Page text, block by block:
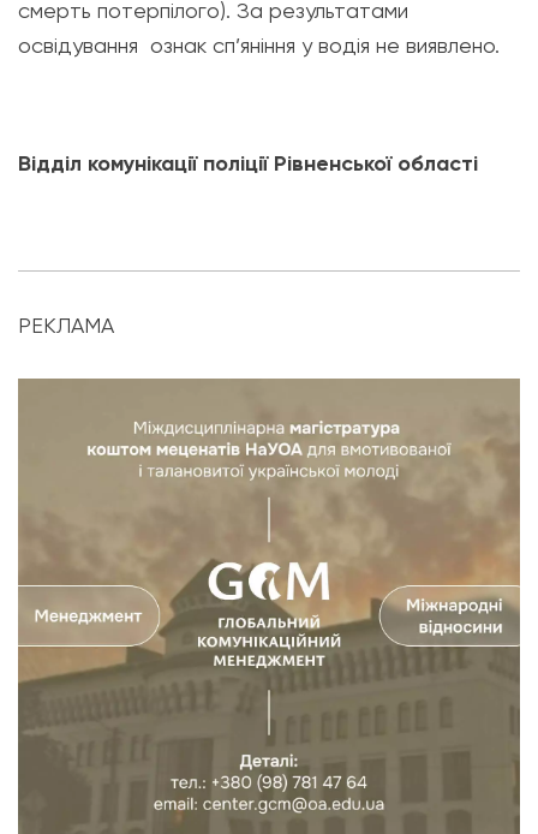
смерть потерпілого). За результатами
освідування ознак сп’яніння у водія не виявлено.
Відділ комунікації поліції Рівненської області
РЕКЛАМА